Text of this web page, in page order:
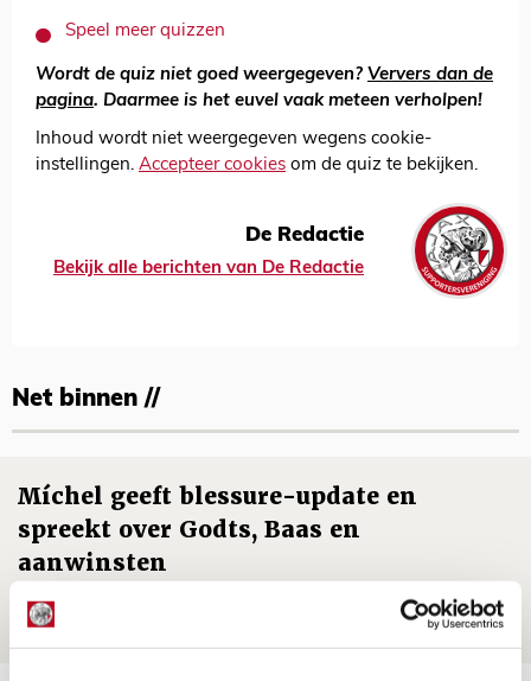
Speel meer quizzen
Wordt de quiz niet goed weergegeven? Ververs dan de
pagina. Daarmee is het euvel vaak meteen verholpen!
Inhoud wordt niet weergegeven wegens cookie-
instellingen. Accepteer cookies om de quiz te bekijken.
De Redactie
Bekijk alle berichten van De Redactie
Net binnen //
Míchel geeft blessure-update en
spreekt over Godts, Baas en
aanwinsten
07 AUGUSTUS 2026 - 14:13
NIEUWS